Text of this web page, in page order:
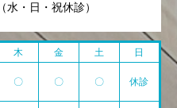
・日・祝休診）
木 金 土
日
〇 〇 〇 休診